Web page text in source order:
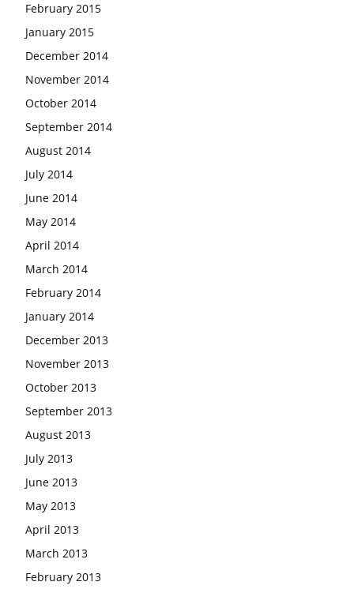
February 2015
January 2015
December 2014
November 2014
October 2014
September 2014
August 2014
July 2014
June 2014
May 2014
April 2014
March 2014
February 2014
January 2014
December 2013
November 2013
October 2013
September 2013
August 2013
July 2013
June 2013
May 2013
April 2013
March 2013
February 2013